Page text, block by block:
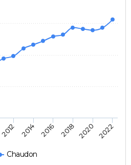
Chaudon
2012 2014 2016 2018 2020 2022